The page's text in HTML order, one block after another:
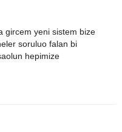
gircem yeni sistem bize
soruluo falan bi
hepimize